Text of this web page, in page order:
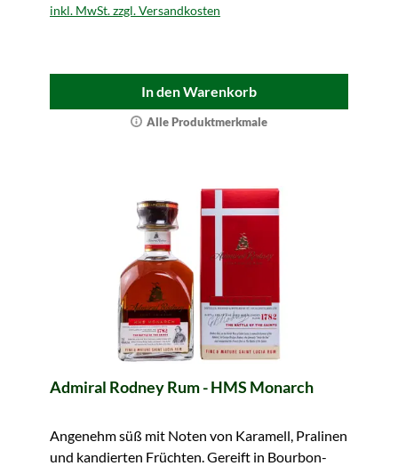
inkl. MwSt. zzgl. Versandkosten
In den Warenkorb
Alle Produktmerkmale
Admiral Rodney Rum - HMS Monarch
Angenehm süß mit Noten von Karamell, Pralinen
und kandierten Früchten. Gereift in Bourbon-